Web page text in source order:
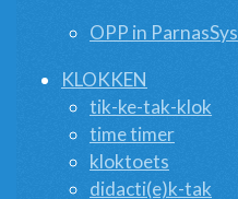
OPP in ParnasSys
KLOKKEN
tik-ke-tak-klok
time timer
kloktoets
didacti(e)k-tak